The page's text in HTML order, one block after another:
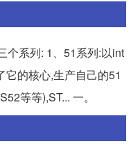
个系列: 1、51系列:以int
的核心,生产自己的51
等等),ST... 一。